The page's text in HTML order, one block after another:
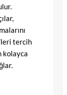
tercih
kolayca